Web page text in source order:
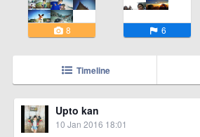
8 6
Timeline
Upto kan
10 Jan 2016 18:01